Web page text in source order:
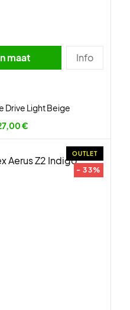
Kiezen maat Info
Drive Light Beige
€
OUTLET
- 33%